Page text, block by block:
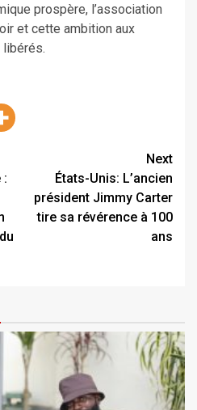
prospère, l’association
et cette ambition aux
:
Next
États-Unis: L’ancien
président Jimmy Carter
tire sa révérence à 100
ans